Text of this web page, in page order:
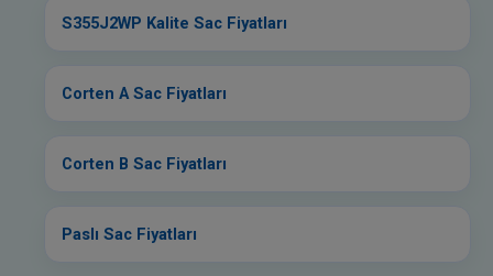
S355J2WP Kalite Sac Fiyatları
Corten A Sac Fiyatları
Corten B Sac Fiyatları
Paslı Sac Fiyatları